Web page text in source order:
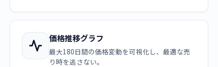
価格推移グラフ
最大180日間の価格変動を可視化し、最適な売
り時を逃さない。